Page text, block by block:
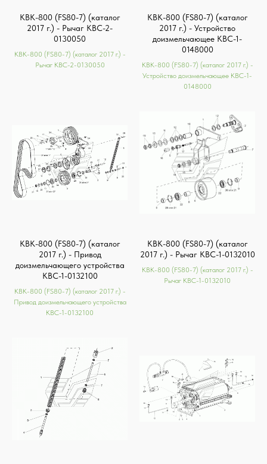
КВК-800 (FS80-7) (каталог
2017 г.) - Рычаг КВС-2-
0130050
КВК-800 (FS80-7) (каталог 2017 г.) -
Рычаг КВС-2-0130050
КВК-800 (FS80-7) (каталог
2017 г.) - Устройство
доизмельчающее КВС-1-
0148000
КВК-800 (FS80-7) (каталог 2017 г.) -
Устройство доизмельчающее КВС-1-
0148000
КВК-800 (FS80-7) (каталог
2017 г.) - Привод
доизмельчающего устройства
КВС-1-0132100
КВК-800 (FS80-7) (каталог 2017 г.) -
Привод доизмельчающего устройства
КВС-1-0132100
КВК-800 (FS80-7) (каталог
2017 г.) - Рычаг КВС-1-0132010
КВК-800 (FS80-7) (каталог 2017 г.) -
Рычаг КВС-1-0132010